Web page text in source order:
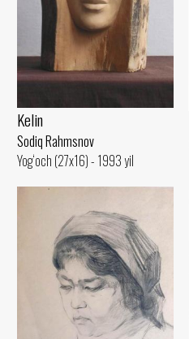
Kelin
Sodiq Rahmsnov
Yog‘och (27x16) - 1993 yil